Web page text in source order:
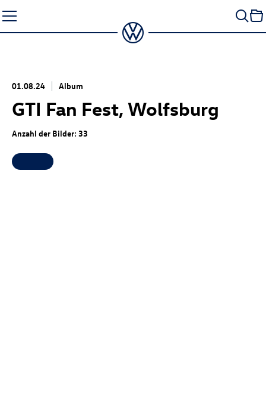
Seiteninhalt
springen
01.08.24 Album
GTI Fan Fest, Wolfsburg
Anzahl der Bilder: 33